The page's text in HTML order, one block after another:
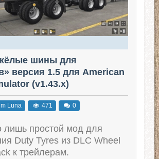
шины для
версия 1.5 для American
(v1.43.x)
Luna 471 0
лишь простой мод для
Duty Tyres из DLC Wheel
к трейлерам.